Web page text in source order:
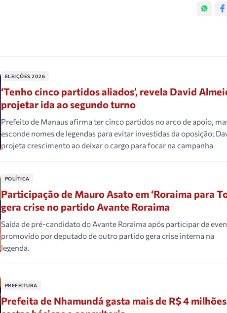
ELEIÇÕES 2026
‘Tenho cinco partidos aliados’, revela David
projetar ida ao segundo turno
Prefeito de Manaus afirma ter cinco partidos no arco de apoio,
esconde nomes de legendas para evitar investidas da oposição;
projeta crescimento ao deixar o cargo para focar na campanha
POLÍTICA
Participação de Mauro Asato em ‘Roraima para
gera crise no partido Avante Roraima
Saída de pré-candidato do Avante Roraima após participar de
promovido por deputado de outro partido gera crise interna na
legenda.
PREFEITURA
Prefeita de Nhamundá gasta mais de R$ 4